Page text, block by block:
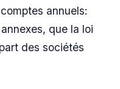
annuels:
que la loi
des sociétés